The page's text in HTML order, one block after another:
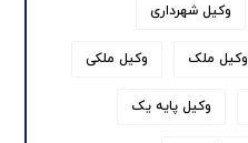
وکیل شهرداری
وکیل ملک وکیل ملکی
وکیل پایه یک